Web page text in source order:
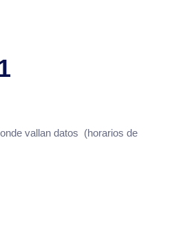
vallan datos (horarios de